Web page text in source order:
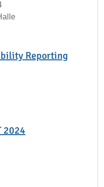
Reporting
2024